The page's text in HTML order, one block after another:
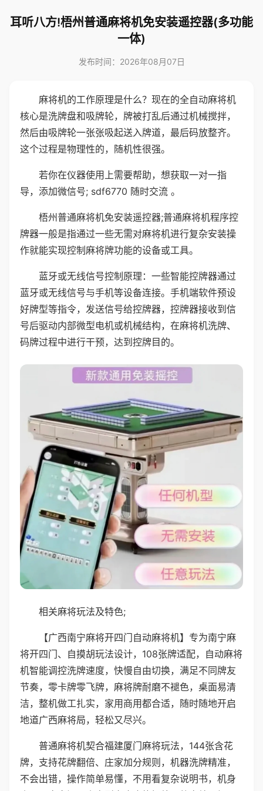
耳听八方!梧州普通麻将机免安装遥控器(多功能
一体)
发布时间：2026年08月07日
麻将机的工作原理是什么？现在的全自动麻将机
核心是洗牌盘和吸牌轮，牌被打乱后通过机械搅拌，
然后由吸牌轮一张张吸起送入牌道，最后码放整齐。
这个过程是物理性的，随机性很强。
若你在仪器使用上需要帮助，想获取一对一指
导，添加微信号; sdf6770 随时交流 。
梧州普通麻将机免安装遥控器;普通麻将机程序控
牌器一般是指通过一些无需对麻将机进行复杂安装操
作就能实现控制麻将牌功能的设备或工具。
蓝牙或无线信号控制原理：一些智能控牌器通过
蓝牙或无线信号与手机等设备连接。手机端软件预设
好牌型等指令，发送信号给控牌器，控牌器接收到信
号后驱动内部微型电机或机械结构，在麻将机洗牌、
码牌过程中进行干预，达到控牌目的。
相关麻将玩法及特色;
【广西南宁麻将开四门自动麻将机】专为南宁麻
将开四门、自摸胡玩法设计，108张牌适配，自动麻将
机智能调控洗牌速度，快慢自由切换，满足不同牌友
节奏，零卡牌零飞牌，麻将牌耐磨不褪色，桌面易清
洁，整机做工扎实，家用商用都合适，随时随地开启
地道广西麻将局，轻松又尽兴。
普通麻将机契合福建厦门麻将玩法，144张含花
牌，支持花牌翻倍、庄家加分规则，机器洗牌精准，
不会出错，操作简单易懂，不用看复杂说明书，机身